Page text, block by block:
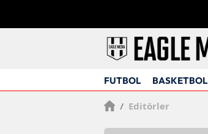
FUTBOL BASKETBOL
/ Editörler